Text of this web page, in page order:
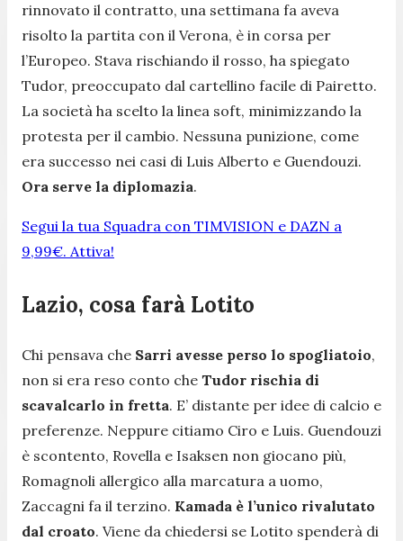
rinnovato il contratto, una settimana fa aveva
risolto la partita con il Verona, è in corsa per
l’Europeo. Stava rischiando il rosso, ha spiegato
Tudor, preoccupato dal cartellino facile di Pairetto.
La società ha scelto la linea soft, minimizzando la
protesta per il cambio. Nessuna punizione, come
era successo nei casi di Luis Alberto e Guendouzi.
Ora serve la diplomazia.
Segui la tua Squadra con TIMVISION e DAZN a
9,99€. Attiva!
Lazio, cosa farà Lotito
Chi pensava che Sarri avesse perso lo spogliatoio,
non si era reso conto che Tudor rischia di
scavalcarlo in fretta. E’ distante per idee di calcio e
preferenze. Neppure citiamo Ciro e Luis. Guendouzi
è scontento, Rovella e Isaksen non giocano più,
Romagnoli allergico alla marcatura a uomo,
Zaccagni fa il terzino. Kamada è l’unico rivalutato
dal croato. Viene da chiedersi se Lotito spenderà di